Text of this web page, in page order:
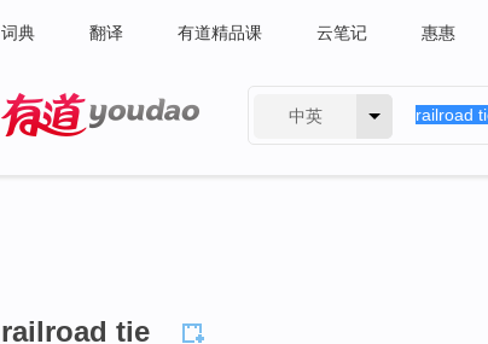
词典 翻译 有道精品课 云笔记 惠惠
中英
railroad tie